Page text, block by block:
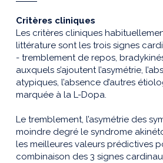
Critères cliniques
Les critères cliniques
littérature sont les trois signes
- tremblement de repos,
auxquels s’ajoutent l’asymétrie,
atypiques, l’absence d’autres
marquée à la L-Dopa.
Le tremblement, l’asymétrie des
moindre degré le syndrome
les meilleures valeurs prédictives
combinaison des 3 signes